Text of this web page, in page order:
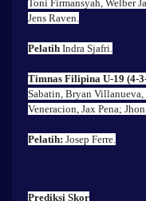
Toni Firmansyah, Welber
Jens Raven.
Pelatih Indra Sjafri.
Timnas Filipina U-19 (4-
Sabatin, Bryan
Veneracion, Jax Pena;
Pelatih: Josep Ferre.
Prediksi Skor